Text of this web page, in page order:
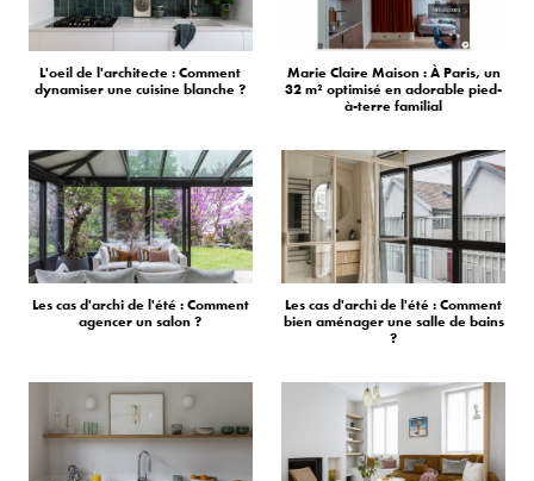
L'oeil de l'architecte : Comment
dynamiser une cuisine blanche ?
Marie Claire Maison : À Paris, un
32 m² optimisé en adorable pied-
à-terre familial
Les cas d'archi de l'été : Comment
agencer un salon ?
Les cas d'archi de l'été : Comment
bien aménager une salle de bains
?